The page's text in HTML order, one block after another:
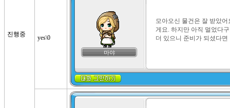
진행중 yes\0
마야
모아오신 물건은 잘 받았
게요. 하지만 아직 멀었다
더 있으니 준비가 되셨다